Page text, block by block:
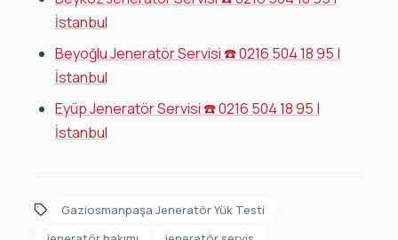
İstanbul
Beyoğlu Jeneratör Servisi ☎️ 0216 504 18 95 |
İstanbul
Eyüp Jeneratör Servisi ☎️ 0216 504 18 95 |
İstanbul
Gaziosmanpaşa Jeneratör Yük Testi